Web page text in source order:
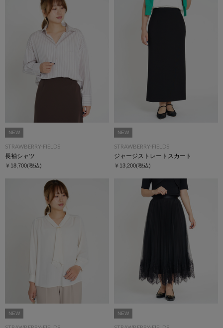
NEW
STRAWBERRY-FIELDS
長袖シャツ
￥18,700(税込)
NEW
STRAWBERRY-FIELDS
ジャージストレートスカート
￥13,200(税込)
NEW NEW